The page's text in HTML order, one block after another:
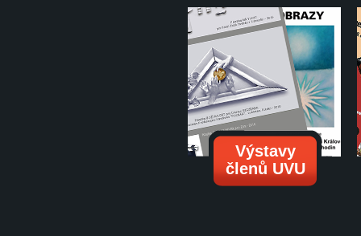
Výstavy
členů UVU